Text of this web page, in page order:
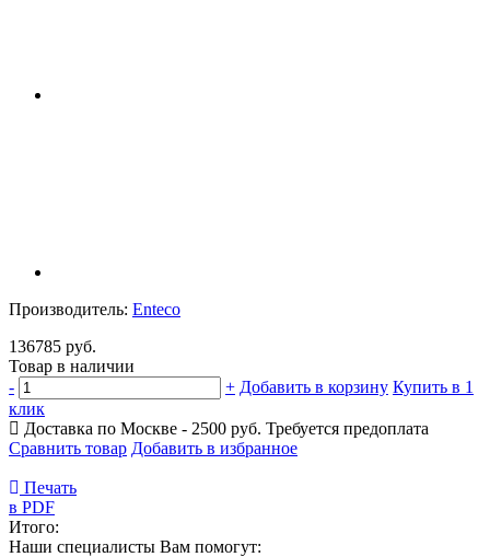
Производитель: Enteco
136785 руб.
Товар в наличии
-
+ Добавить в корзину Купить в 1
клик
Доставка по Москве - 2500 руб. Требуется предоплата
Сравнить товар Добавить в избранное
Печать
в PDF
Итого:
Наши специалисты Вам помогут: